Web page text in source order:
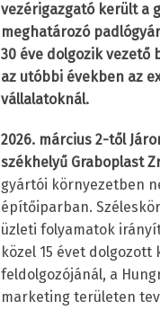
vezérigazgató került a
meghatározó
30 éve dolgozik
az utóbbi években az
vállalatoknál.
2026. március 2-től
székhelyű Graboplast
gyártói környezetben
építőiparban.
üzleti folyamatok
közel 15 évet
feldolgozójánál, a
marketing területen